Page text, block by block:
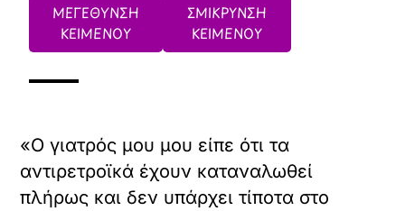
ΜΕΓΕΘΥΝΣΗ
ΚΕΙΜΕΝΟΥ
ΣΜΙΚΡΥΝΣΗ
ΚΕΙΜΕΝΟΥ
«Ο γιατρός μου μου είπε ότι τα
αντιρετροϊκά έχουν καταναλωθεί
πλήρως και δεν υπάρχει τίποτα στο